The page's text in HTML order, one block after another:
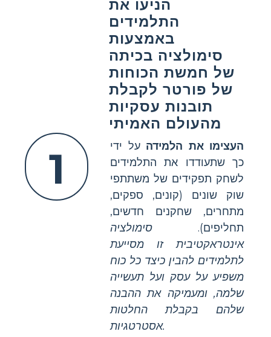
1
הניעו את
התלמידים
באמצעות
סימולציה בכיתה
של חמשת הכוחות
של פורטר לקבלת
תובנות עסקיות
מהעולם האמיתי
העצימו את הלמידה על ידי
כך שתעודדו את התלמידים
לשחק תפקידים של משתתפי
שוק שונים (קונים, ספקים,
מתחרים, שחקנים חדשים,
תחליפים). סימולציה
אינטראקטיבית זו מסייעת
לתלמידים להבין כיצד כל כוח
משפיע על עסק ועל תעשייה
שלמה, ומעמיקה את ההבנה
שלהם בקבלת החלטות
אסטרטגיות.